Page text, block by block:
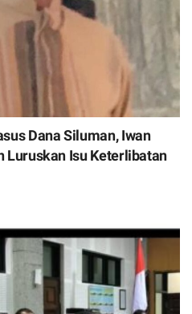
Dana Siluman, Iwan
Luruskan Isu Keterlibatan